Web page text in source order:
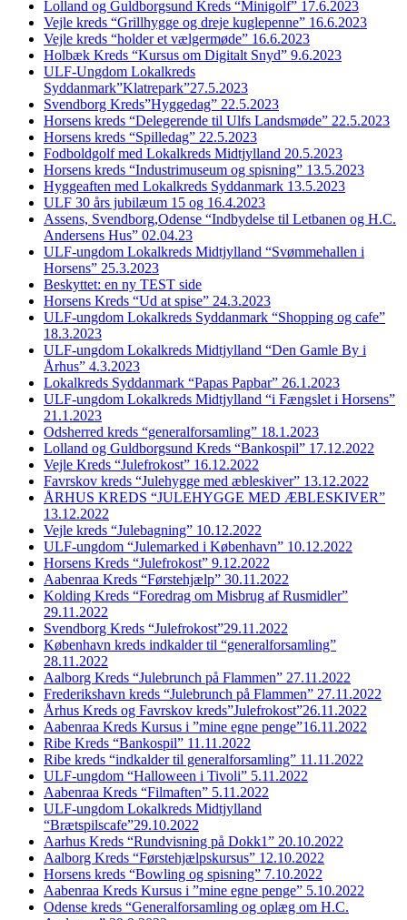
Lolland og Guldborgsund Kreds “Minigolf” 17.6.2023
Vejle kreds “Grillhygge og dreje kuglepenne” 16.6.2023
Vejle kreds “holder et vælgermøde” 16.6.2023
Holbæk Kreds “Kursus om Digitalt Snyd” 9.6.2023
ULF-Ungdom Lokalkreds
Syddanmark”Klatrepark”27.5.2023
Svendborg Kreds”Hyggedag” 22.5.2023
Horsens kreds “Delegerende til Ulfs Landsmøde” 22.5.2023
Horsens kreds “Spilledag” 22.5.2023
Fodboldgolf med Lokalkreds Midtjylland 20.5.2023
Horsens kreds “Industrimuseum og spisning” 13.5.2023
Hyggeaften med Lokalkreds Syddanmark 13.5.2023
ULF 30 års jubilæum 15 og 16.4.2023
Assens, Svendborg,Odense “Indbydelse til Letbanen og H.C.
Andersens Hus” 02.04.23
ULF-ungdom Lokalkreds Midtjylland “Svømmehallen i
Horsens” 25.3.2023
Beskyttet: en ny TEST side
Horsens Kreds “Ud at spise” 24.3.2023
ULF-ungdom Lokalkreds Syddanmark “Shopping og cafe”
18.3.2023
ULF-ungdom Lokalkreds Midtjylland “Den Gamle By i
Århus” 4.3.2023
Lokalkreds Syddanmark “Papas Papbar” 26.1.2023
ULF-ungdom Lokalkreds Midtjylland “i Fængslet i Horsens”
21.1.2023
Odsherred kreds “generalforsamling” 18.1.2023
Lolland og Guldborgsund Kreds “Bankospil” 17.12.2022
Vejle Kreds “Julefrokost” 16.12.2022
Favrskov kreds “Julehygge med æbleskiver” 13.12.2022
ÅRHUS KREDS “JULEHYGGE MED ÆBLESKIVER”
13.12.2022
Vejle kreds “Julebagning” 10.12.2022
ULF-ungdom “Julemarked i København” 10.12.2022
Horsens Kreds “Julefrokost” 9.12.2022
Aabenraa Kreds “Førstehjælp” 30.11.2022
Kolding Kreds “Foredrag om Misbrug af Rusmidler”
29.11.2022
Svendborg Kreds “Julefrokost”29.11.2022
København kreds indkalder til “generalforsamling”
28.11.2022
Aalborg Kreds “Julebrunch på Flammen” 27.11.2022
Frederikshavn kreds “Julebrunch på Flammen” 27.11.2022
Århus Kreds og Favrskov kreds”Julefrokost”26.11.2022
Aabenraa Kreds Kursus i ”mine egne penge”16.11.2022
Ribe Kreds “Bankospil” 11.11.2022
Ribe kreds “indkalder til generalforsamling” 11.11.2022
ULF-ungdom “Halloween i Tivoli” 5.11.2022
Aabenraa Kreds “Filmaften” 5.11.2022
ULF-ungdom Lokalkreds Midtjylland
“Brætspilscafe”29.10.2022
Aarhus Kreds “Rundvisning på Dokk1” 20.10.2022
Aalborg Kreds “Førstehjælpskursus” 12.10.2022
Horsens kreds “Bowling og spisning” 7.10.2022
Aabenraa Kreds Kursus i ”mine egne penge” 5.10.2022
Odense kreds “Generalforsamling og oplæg om H.C.